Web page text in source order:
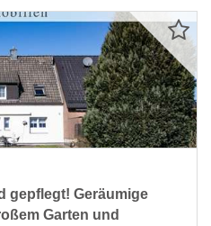
gepflegt! Geräumige
Garten und